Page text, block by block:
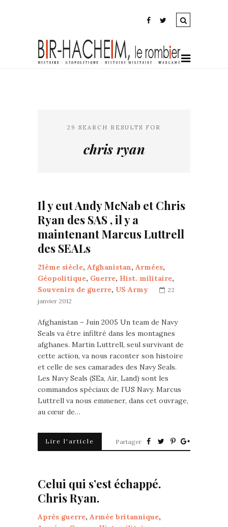
29 SEARCH RESULTS FOR
chris ryan
Il y eut Andy McNab et Chris
Ryan des SAS , il y a
maintenant Marcus Luttrell
des SEALs
21ème siècle, Afghanistan, Armées,
Géopolitique, Guerre, Hist. militaire,
Souvenirs de guerre, US Army
22
janvier 2012
Afghanistan – Juin 2005 Un team de Navy
Seals va être infiltré dans les montagnes
afghanes. Martin Luttrell, seul survivant de
cette action, va nous raconter son histoire
et celle de ses camarades des Navy Seals.
Les Navy Seals (SEa, Air, Land) sont les
commandos spéciaux de l’US Navy. Marcus
Luttrell va nous emmener, dans cet ouvrage,
au cœur de…
Lire l'article Partager
Celui qui s’est échappé.
Chris Ryan.
Après guerre, Armée britannique,